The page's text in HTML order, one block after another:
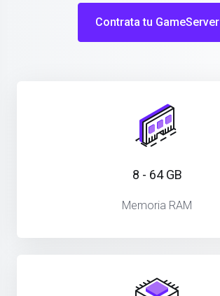
Contrata tu GameServer
8 - 64 GB
Memoria RAM